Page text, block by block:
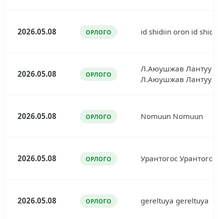
2026.05.08 ОРЛОГО id shidiin oron id
2026.05.08 ОРЛОГО
Л.Аюушжав Лантуун
Л.Аюушжав Лантуун
2026.05.08 ОРЛОГО Nomuun Nomuun
2026.05.08 ОРЛОГО Урантогос Урантогос
2026.05.08 ОРЛОГО gereltuya gereltuya